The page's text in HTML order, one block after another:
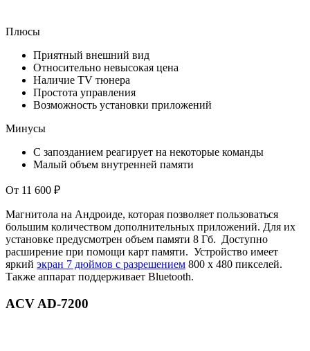
Плюсы
Приятный внешний вид
Относительно невысокая цена
Наличие TV тюнера
Простота управления
Возможность установки приложений
Минусы
С запозданием реагирует на некоторые команды
Малый объем внутренней памяти
От 11 600 ₽
Магнитола на Андроиде, которая позволяет пользоваться
большим количеством дополнительных приложений. Для их
установке предусмотрен объем памяти 8 Гб. Доступно
расширение при помощи карт памяти. Устройство имеет
яркий экран 7 дюймов с разрешением 800 х 480 пикселей.
Также аппарат поддерживает Bluetooth.
ACV AD-7200